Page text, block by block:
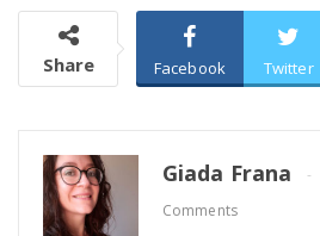
Share Facebook Twitter
Giada Frana
Comments